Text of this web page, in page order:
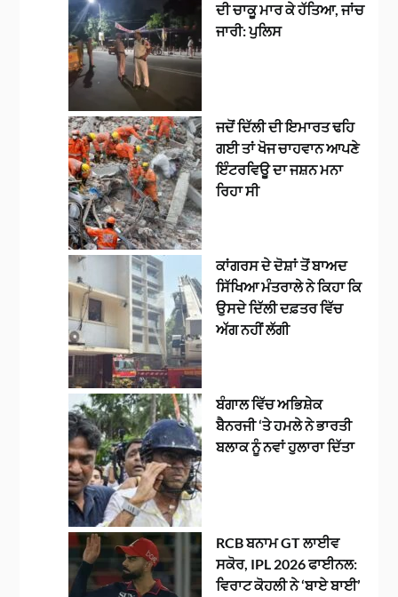
ਦੀ ਚਾਕੂ ਮਾਰ ਕੇ ਹੱਤਿਆ, ਜਾਂਚ
ਜਾਰੀ: ਪੁਲਿਸ
ਜਦੋਂ ਦਿੱਲੀ ਦੀ ਇਮਾਰਤ ਢਹਿ
ਗਈ ਤਾਂ ਖੋਜ ਚਾਹਵਾਨ ਆਪਣੇ
ਇੰਟਰਵਿਊ ਦਾ ਜਸ਼ਨ ਮਨਾ
ਰਿਹਾ ਸੀ
ਕਾਂਗਰਸ ਦੇ ਦੋਸ਼ਾਂ ਤੋਂ ਬਾਅਦ
ਸਿੱਖਿਆ ਮੰਤਰਾਲੇ ਨੇ ਕਿਹਾ ਕਿ
ਉਸਦੇ ਦਿੱਲੀ ਦਫ਼ਤਰ ਵਿੱਚ
ਅੱਗ ਨਹੀਂ ਲੱਗੀ
ਬੰਗਾਲ ਵਿੱਚ ਅਭਿਸ਼ੇਕ
ਬੈਨਰਜੀ ‘ਤੇ ਹਮਲੇ ਨੇ ਭਾਰਤੀ
ਬਲਾਕ ਨੂੰ ਨਵਾਂ ਹੁਲਾਰਾ ਦਿੱਤਾ
RCB ਬਨਾਮ GT ਲਾਈਵ
ਸਕੋਰ, IPL 2026 ਫਾਈਨਲ:
ਵਿਰਾਟ ਕੋਹਲੀ ਨੇ ‘ਬਾਏ ਬਾਈ’